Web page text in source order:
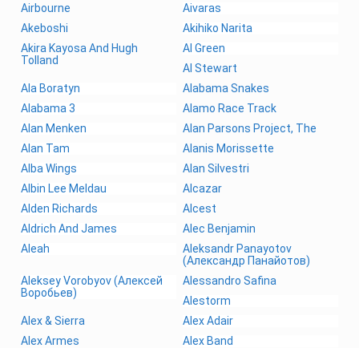
Airbourne
Aivaras
Akeboshi
Akihiko Narita
Akira Kayosa And Hugh
Tolland
Al Green
Al Stewart
Ala Boratyn
Alabama Snakes
Alabama 3
Alamo Race Track
Alan Menken
Alan Parsons Project, The
Alan Tam
Alanis Morissette
Alba Wings
Alan Silvestri
Albin Lee Meldau
Alcazar
Alden Richards
Alcest
Aldrich And James
Alec Benjamin
Aleah
Aleksandr Panayotov
(Александр Панайотов)
Aleksey Vorobyov (Алексей
Воробьев)
Alessandro Safina
Alestorm
Alex & Sierra
Alex Adair
Alex Armes
Alex Band